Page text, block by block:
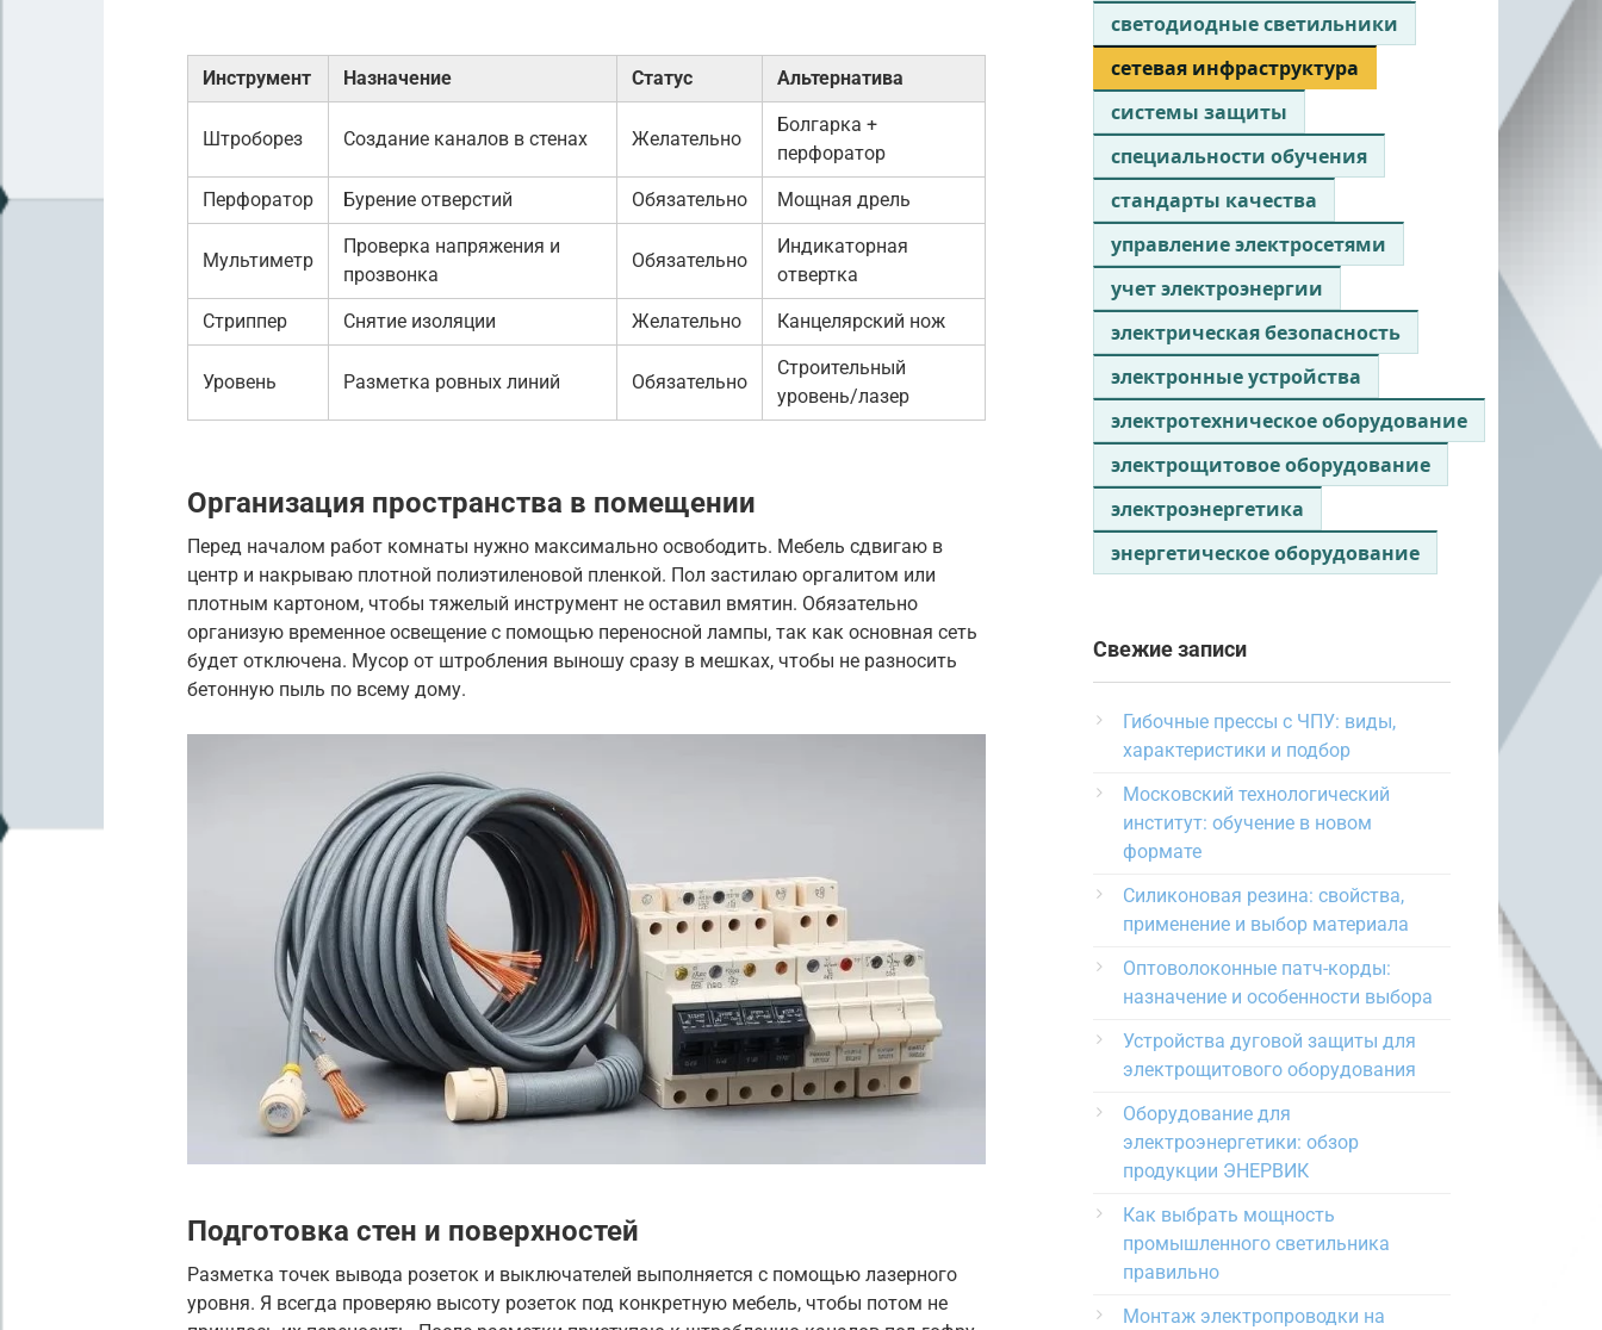
Инструмент Назначение Статус Альтернатива
Штроборез Создание каналов в стенах Желательно
Болгарка +
перфоратор
Перфоратор Бурение отверстий Обязательно Мощная дрель
Мультиметр
Проверка напряжения и
прозвонка
Обязательно
Индикаторная
отвертка
Стриппер Снятие изоляции Желательно Канцелярский нож
Уровень Разметка ровных линий Обязательно
Строительный
уровень/лазер
Организация пространства в помещении
Перед началом работ комнаты нужно максимально освободить. Мебель сдвигаю в
центр и накрываю плотной полиэтиленовой пленкой. Пол застилаю оргалитом или
плотным картоном, чтобы тяжелый инструмент не оставил вмятин. Обязательно
организую временное освещение с помощью переносной лампы, так как основная сеть
будет отключена. Мусор от штробления выношу сразу в мешках, чтобы не разносить
бетонную пыль по всему дому.
Подготовка стен и поверхностей
Разметка точек вывода розеток и выключателей выполняется с помощью лазерного
уровня. Я всегда проверяю высоту розеток под конкретную мебель, чтобы потом не
светодиодные светильники
сетевая инфраструктура
системы защиты
специальности обучения
стандарты качества
управление электросетями
учет электроэнергии
электрическая безопасность
электронные устройства
электротехническое оборудование
электрощитовое оборудование
электроэнергетика
энергетическое оборудование
Свежие записи
Гибочные прессы с ЧПУ: виды,
характеристики и подбор
Московский технологический
институт: обучение в новом
формате
Силиконовая резина: свойства,
применение и выбор материала
Оптоволоконные патч-корды:
назначение и особенности выбора
Устройства дуговой защиты для
электрощитового оборудования
Оборудование для
электроэнергетики: обзор
продукции ЭНЕРВИК
Как выбрать мощность
промышленного светильника
правильно
Монтаж электропроводки на